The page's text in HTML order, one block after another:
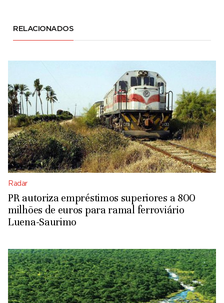
RELACIONADOS
Radar
PR autoriza empréstimos superiores a 800
milhões de euros para ramal ferroviário
Luena-Saurimo